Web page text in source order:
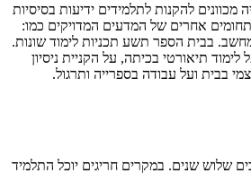
מכוונים להקנות לתלמידים ידיעות בסיסיות
אחרים של המדעים המדויקים כמו:
בבית הספר תשע תכניות לימוד שונות.
תיאורטי בכיתה, על הקניית ניסיון
בבית ועל עבודה בספרייה ותרגול.
שלוש שנים. במקרים חריגים יוכל התלמיד